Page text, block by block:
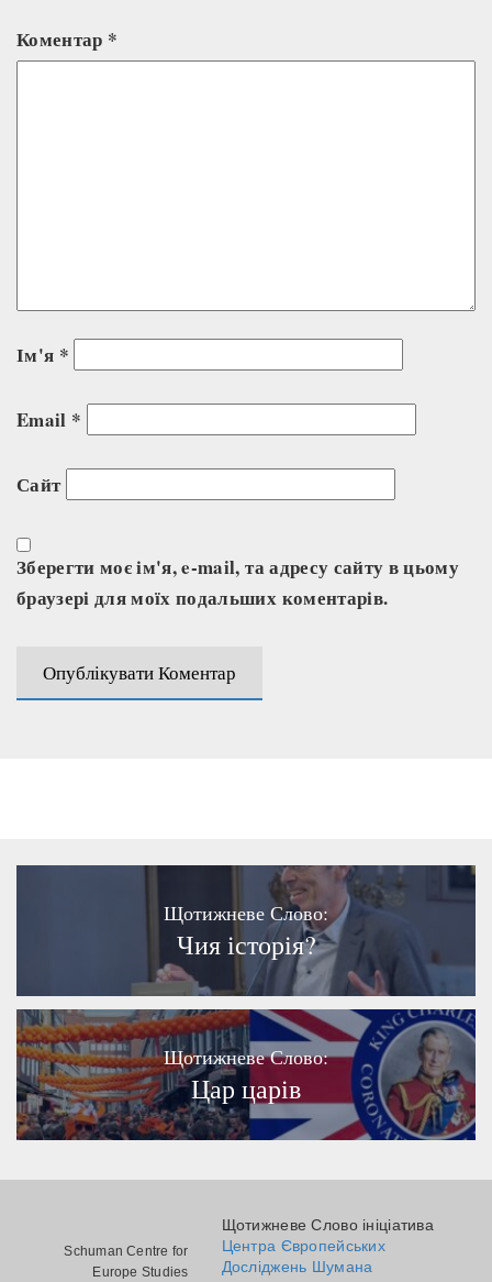
Коментар *
Ім'я *
Email *
Сайт
Зберегти моє ім'я, e-mail, та адресу сайту в цьому
браузері для моїх подальших коментарів.
Щотижневе Слово:
Чия історія?
Щотижневе Слово:
Цар царів
Schuman Centre for
Europe Studies
Щотижневе Слово ініціатива
Центра Європейських
Досліджень Шумана